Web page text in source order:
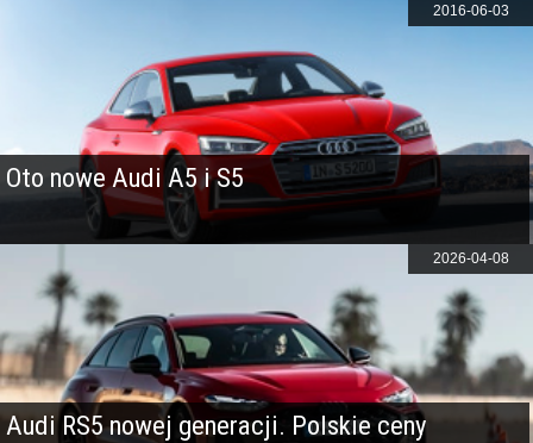
Oto nowe Audi A5 i S5
2016-06-03
Audi RS5 nowej generacji. Polskie ceny
2026-04-08